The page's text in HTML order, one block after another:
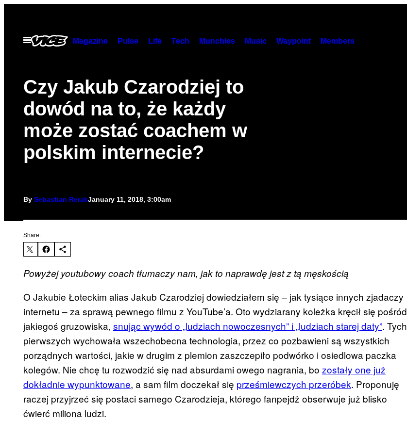
contentOpen
Menu
Magazine Pulse Life Tech Munchies Music Waypoint Members
Czy Jakub Czarodziej to
dowód na to, że każdy
może zostać coachem w
polskim internecie?
By Sebastian RerakJanuary 11, 2018, 3:00am
Share:
Powyżej youtubowy coach tłumaczy nam, jak to naprawdę jest z tą męskością
O Jakubie Łoteckim alias Jakub Czarodziej dowiedziałem się – jak tysiące innych zjadaczy
internetu – za sprawą pewnego filmu z YouTube’a. Oto wydziarany koleżka kręcił się pośród
jakiegoś gruzowiska, snując wywód o „ludziach nowoczesnych” i „ludziach starej daty”. Tych
pierwszych wychowała wszechobecna technologia, przez co pozbawieni są wszystkich
porządnych wartości, jakie w drugim z plemion zaszczepiło podwórko i osiedlowa paczka
kolegów. Nie chcę tu rozwodzić się nad absurdami owego nagrania, bo zostały one już
dokładnie wypunktowane, a sam film doczekał się prześmiewczych przeróbek. Proponuję
raczej przyjrzeć się postaci samego Czarodzieja, którego fanpejdż obserwuje już blisko
ćwierć miliona ludzi.